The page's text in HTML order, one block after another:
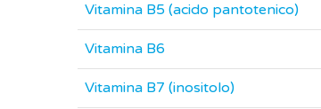
Vitamina B5 (acido pantotenico)
Vitamina B6
Vitamina B7 (inositolo)